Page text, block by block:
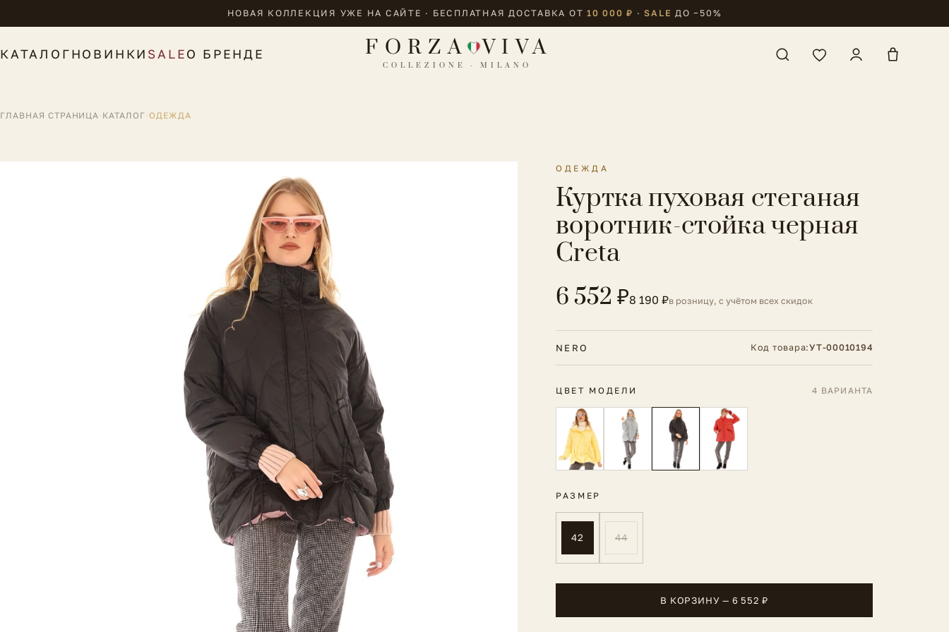
НОВАЯ КОЛЛЕКЦИЯ УЖЕ НА САЙТЕ · БЕСПЛАТНАЯ ДОСТАВКА ОТ10 000 ₽ · SALE ДО −50%
КАТАЛОГНОВИНКИ SALEО БРЕНДЕ FORZA VIVA
COLLEZIONE · MILANO
ГЛАВНАЯ СТРАНИЦА· КАТАЛОГ·ОДЕЖДА
ОДЕЖДА
Куртка пуховая стеганая
воротник-стойка черная
Creta
6 552 ₽8 190 ₽в розницу, с учётом всех скидок
NERO Код товара:УТ-00010194
ЦВЕТ МОДЕЛИ 4 ВАРИАНТА
РАЗМЕР
42 44
В КОРЗИНУ — 6 552 ₽